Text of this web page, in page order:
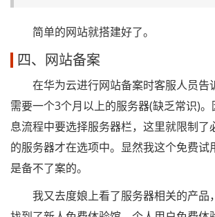
简单的网站就搭建好了。
四、网站备案
在华为云进行网站备案时客服人员告
需要一个3个月以上的服务器(缺乏常识)
息流程中要选择服务器栏，这里就限制了
的服务器才在选项中。显然我这个免费试
是备不了案的。
我又去度娘上看了服务器相关的产品